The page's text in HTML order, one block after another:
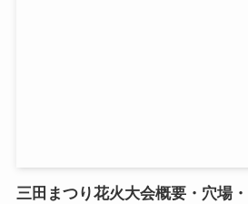
三田まつり花火大会概要・穴場